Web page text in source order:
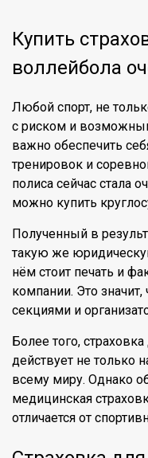
Купить
воллейбола
Любой спорт, не
с риском и
важно обеспечить
тренировок и
полиса сейчас стала
можно купить
Полученный в
такую же
нём стоит печать и
компании. Это
секциями и
Более того,
действует не только
всему миру. Однако
медицинская
отличается от